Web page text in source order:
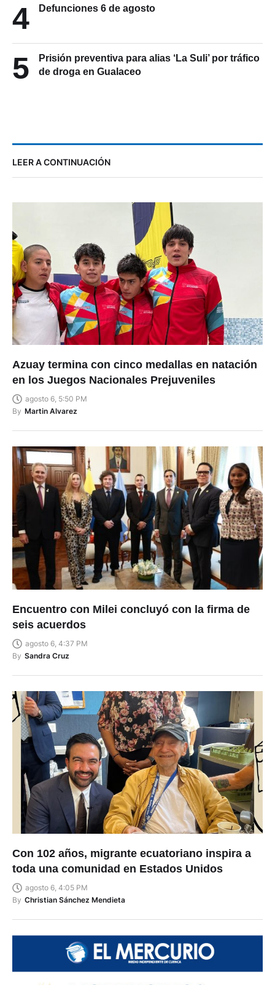
4 Defunciones 6 de agosto
5
Prisión preventiva para alias ‘La Suli’ por tráfico
de droga en Gualaceo
LEER A CONTINUACIÓN
Azuay termina con cinco medallas en natación
en los Juegos Nacionales Prejuveniles
agosto 6, 5:50 PM
By Martin Alvarez
Encuentro con Milei concluyó con la firma de
seis acuerdos
agosto 6, 4:37 PM
By Sandra Cruz
Con 102 años, migrante ecuatoriano inspira a
toda una comunidad en Estados Unidos
agosto 6, 4:05 PM
By Christian Sánchez Mendieta